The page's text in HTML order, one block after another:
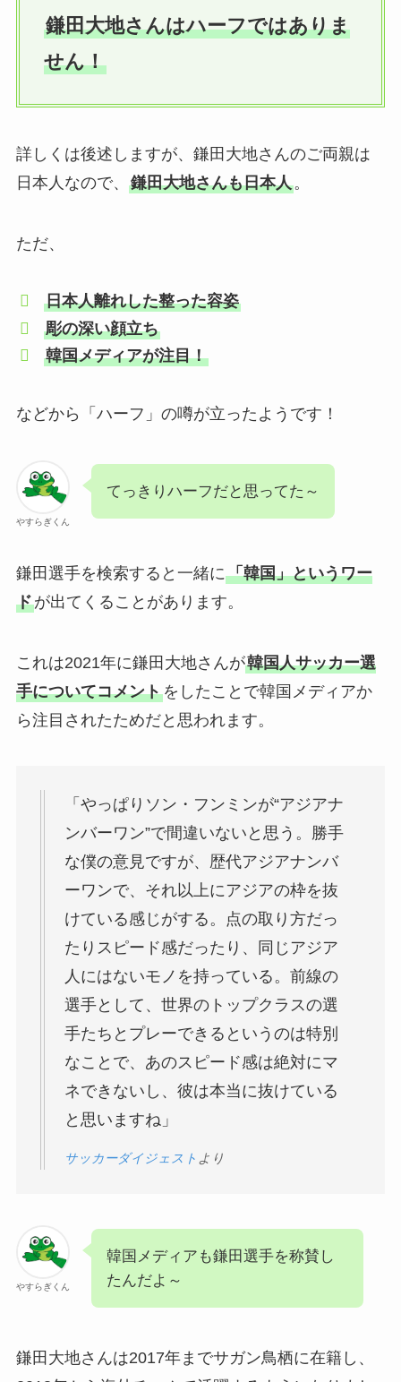
鎌田大地さんはハーフではありま
せん！
詳しくは後述しますが、鎌田大地さんのご両親は
日本人なので、 鎌田大地さんも日本人。
ただ、
日本人離れした整った容姿
彫の深い顔立ち
韓国メディアが注目！
などから「ハーフ」の噂が立ったようです！
やすらぎくん
てっきりハーフだと思ってた～
鎌田選手を検索すると一緒に「韓国」というワー
ドが出てくることがあります。
これは2021年に鎌田大地さんが韓国人サッカー選
手についてコメントをしたことで韓国メディアか
ら注目されたためだと思われます。
「やっぱりソン・フンミンが“アジアナ
ンバーワン”で間違いないと思う。勝手
な僕の意見ですが、歴代アジアナンバ
ーワンで、それ以上にアジアの枠を抜
けている感じがする。点の取り方だっ
たりスピード感だったり、同じアジア
人にはないモノを持っている。前線の
選手として、世界のトップクラスの選
手たちとプレーできるというのは特別
なことで、あのスピード感は絶対にマ
ネできないし、彼は本当に抜けている
と思いますね」
サッカーダイジェスト より
やすらぎくん
韓国メディアも鎌田選手を称賛し
たんだよ～
鎌田大地さんは2017年までサガン鳥栖に在籍し、